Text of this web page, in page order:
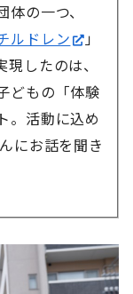
の一つ、
ルドレン
」
したのは、
どもの「体験
。活動に込め
にお話を聞き